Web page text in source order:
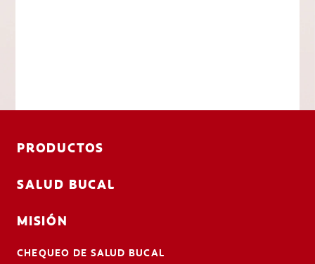
PRODUCTOS
SALUD BUCAL
MISIÓN
CHEQUEO DE SALUD BUCAL